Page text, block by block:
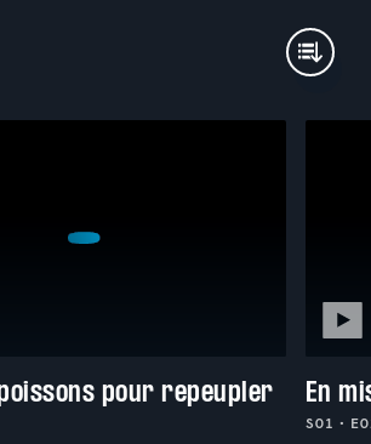
pour repeupler
En
S01 •